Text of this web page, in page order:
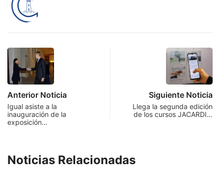
Anterior Noticia
Igual asiste a la
inauguración de la
exposición…
Siguiente Noticia
Llega la segunda edición
de los cursos JACARDI…
Noticias Relacionadas